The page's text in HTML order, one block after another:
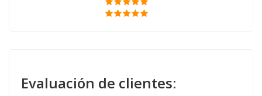
Evaluación de clientes: